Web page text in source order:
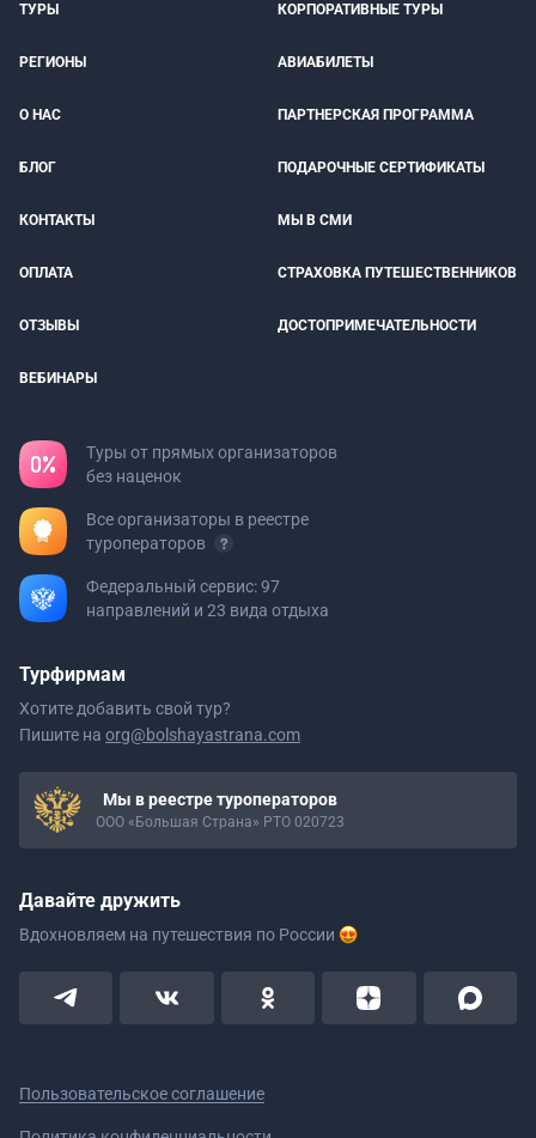
ТУРЫ КОРПОРАТИВНЫЕ ТУРЫ
РЕГИОНЫ АВИАБИЛЕТЫ
О НАС ПАРТНЕРСКАЯ ПРОГРАММА
БЛОГ ПОДАРОЧНЫЕ СЕРТИФИКАТЫ
КОНТАКТЫ МЫ В СМИ
ОПЛАТА СТРАХОВКА ПУТЕШЕСТВЕННИКОВ
ОТЗЫВЫ ДОСТОПРИМЕЧАТЕЛЬНОСТИ
ВЕБИНАРЫ
Туры от прямых организаторов
без наценок
Все организаторы в реестре
туроператоров
Федеральный сервис: 97
направлений и 23 вида отдыха
Турфирмам
Хотите добавить свой тур?
Пишите на org@bolshayastrana.com
Мы в реестре туроператоров
ООО «Большая Страна» РТО 020723
Давайте дружить
Вдохновляем на путешествия по России
Пользовательское соглашение